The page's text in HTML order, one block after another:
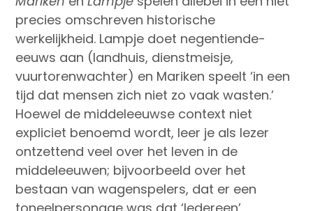
precies omschreven historische
werkelijkheid. Lampje doet negentiende-
eeuws aan (landhuis, dienstmeisje,
vuurtorenwachter) en Mariken speelt ‘in een
tijd dat mensen zich niet zo vaak wasten.’
Hoewel de middeleeuwse context niet
expliciet benoemd wordt, leer je als lezer
ontzettend veel over het leven in de
middeleeuwen; bijvoorbeeld over het
bestaan van wagenspelers, dat er een